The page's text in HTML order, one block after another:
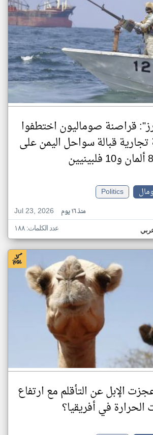
قراصنة صوماليون اختطفوا
قبالة سواحل اليمن على
Politics
Jul 23, 2026
منذ ١٦ يوم
عدد الكلمات: ١٨٨
الإبل عن التأقلم مع ارتفاع
في أفريقيا؟